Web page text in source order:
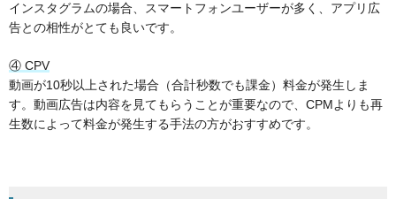
インスタグラムの場合、スマートフォンユーザーが多く、アプリ広
告との相性がとても良いです。
④ CPV
動画が10秒以上された場合（合計秒数でも課金）料金が発生しま
す。動画広告は内容を見てもらうことが重要なので、CPMよりも再
生数によって料金が発生する手法の方がおすすめです。